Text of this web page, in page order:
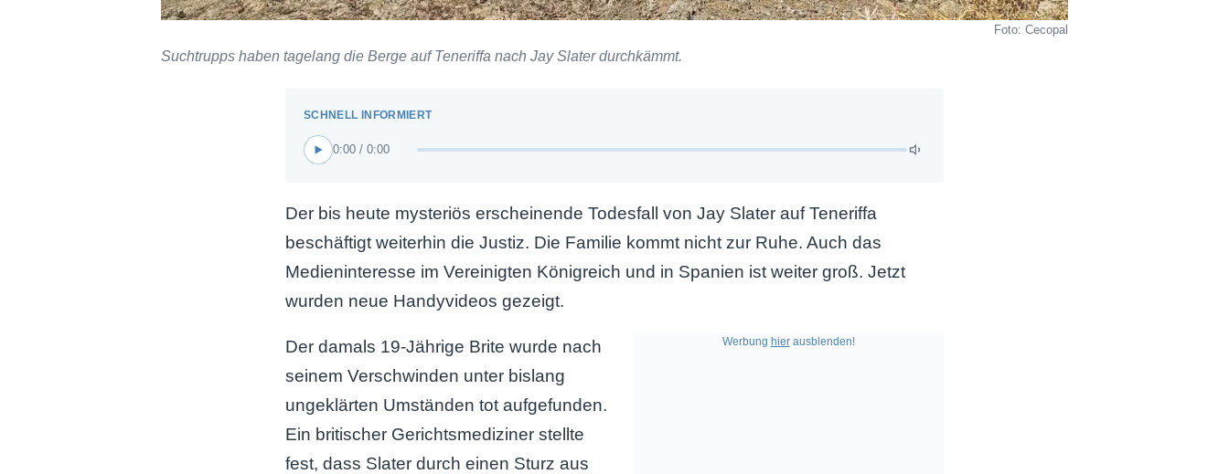
Foto: Cecopal
Suchtrupps haben tagelang die Berge auf Teneriffa nach Jay Slater durchkämmt.
0:00 / 0:00
Der bis heute mysteriös erscheinende Todesfall von Jay Slater auf Teneriffa
beschäftigt weiterhin die Justiz. Die Familie kommt nicht zur Ruhe. Auch das
Medieninteresse im Vereinigten Königreich und in Spanien ist weiter groß. Jetzt
wurden neue Handyvideos gezeigt.
Werbung hierausblenden!
Der damals 19-Jährige Brite wurde nach
seinem Verschwinden unter bislang
ungeklärten Umständen tot aufgefunden.
Ein britischer Gerichtsmediziner stellte
fest, dass Slater durch einen Sturz aus